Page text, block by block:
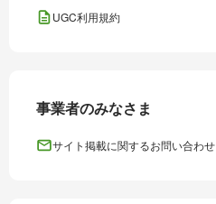
UGC利用規約
事業者のみなさま
サイト掲載に関するお問い合わせ